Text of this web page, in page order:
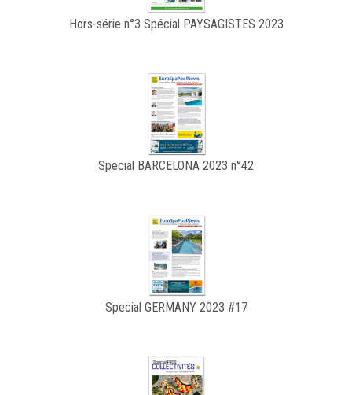
Hors-série n°3 Spécial PAYSAGISTES 2023
Special BARCELONA 2023 n°42
Special GERMANY 2023 #17